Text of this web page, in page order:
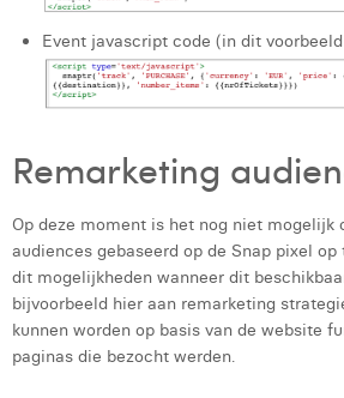
Event javascript code (in dit
Remarketing
Op deze moment is het nog niet mogelijk
audiences gebaseerd op de Snap pixel
dit mogelijkheden wanneer dit
bijvoorbeeld hier aan remarketing
kunnen worden op basis van de website
paginas die bezocht werden.